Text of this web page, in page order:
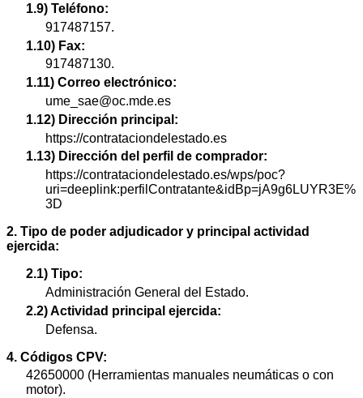
1.9) Teléfono:
917487157.
1.10) Fax:
917487130.
1.11) Correo electrónico:
ume_sae@oc.mde.es
1.12) Dirección principal:
https://contrataciondelestado.es
1.13) Dirección del perfil de comprador:
https://contrataciondelestado.es/wps/poc?
uri=deeplink:perfilContratante&idBp=jA9g6LUYR3E%
3D
2. Tipo de poder adjudicador y principal actividad
ejercida:
2.1) Tipo:
Administración General del Estado.
2.2) Actividad principal ejercida:
Defensa.
4. Códigos CPV:
42650000 (Herramientas manuales neumáticas o con
motor).